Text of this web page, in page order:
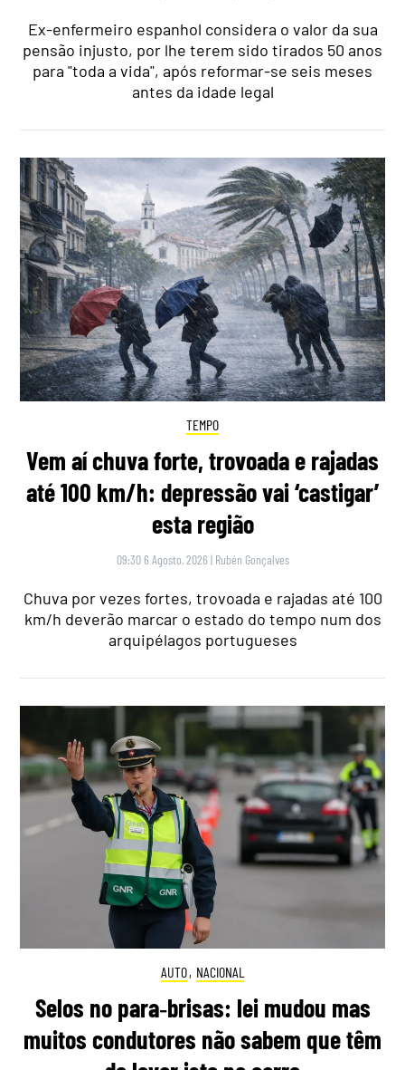
Ex-enfermeiro espanhol considera o valor da sua
pensão injusto, por lhe terem sido tirados 50 anos
para "toda a vida", após reformar-se seis meses
antes da idade legal
TEMPO
Vem aí chuva forte, trovoada e rajadas
até 100 km/h: depressão vai ‘castigar’
esta região
09:30 6 Agosto, 2026 | Rubén Gonçalves
Chuva por vezes fortes, trovoada e rajadas até 100
km/h deverão marcar o estado do tempo num dos
arquipélagos portugueses
AUTO, NACIONAL
Selos no para‑brisas: lei mudou mas
muitos condutores não sabem que têm